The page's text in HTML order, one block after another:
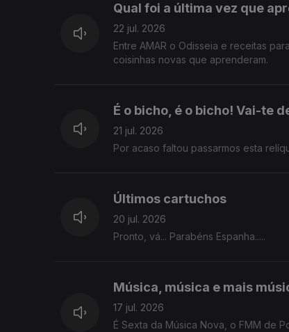
Qual foi a última vez que
22 jul. 2026
Entre AMAR o Odisseia e receitas
coisinhas novas que aprenderam.
É o bicho, é o bicho! Vai-te
21 jul. 2026
Por acaso faltou passarmos esta
Últimos cartuchos
20 jul. 2026
Pronto, vá... Parabéns Espanha.....
Música, música e mais
17 jul. 2026
É Sexta da Música Nova, o FMM de